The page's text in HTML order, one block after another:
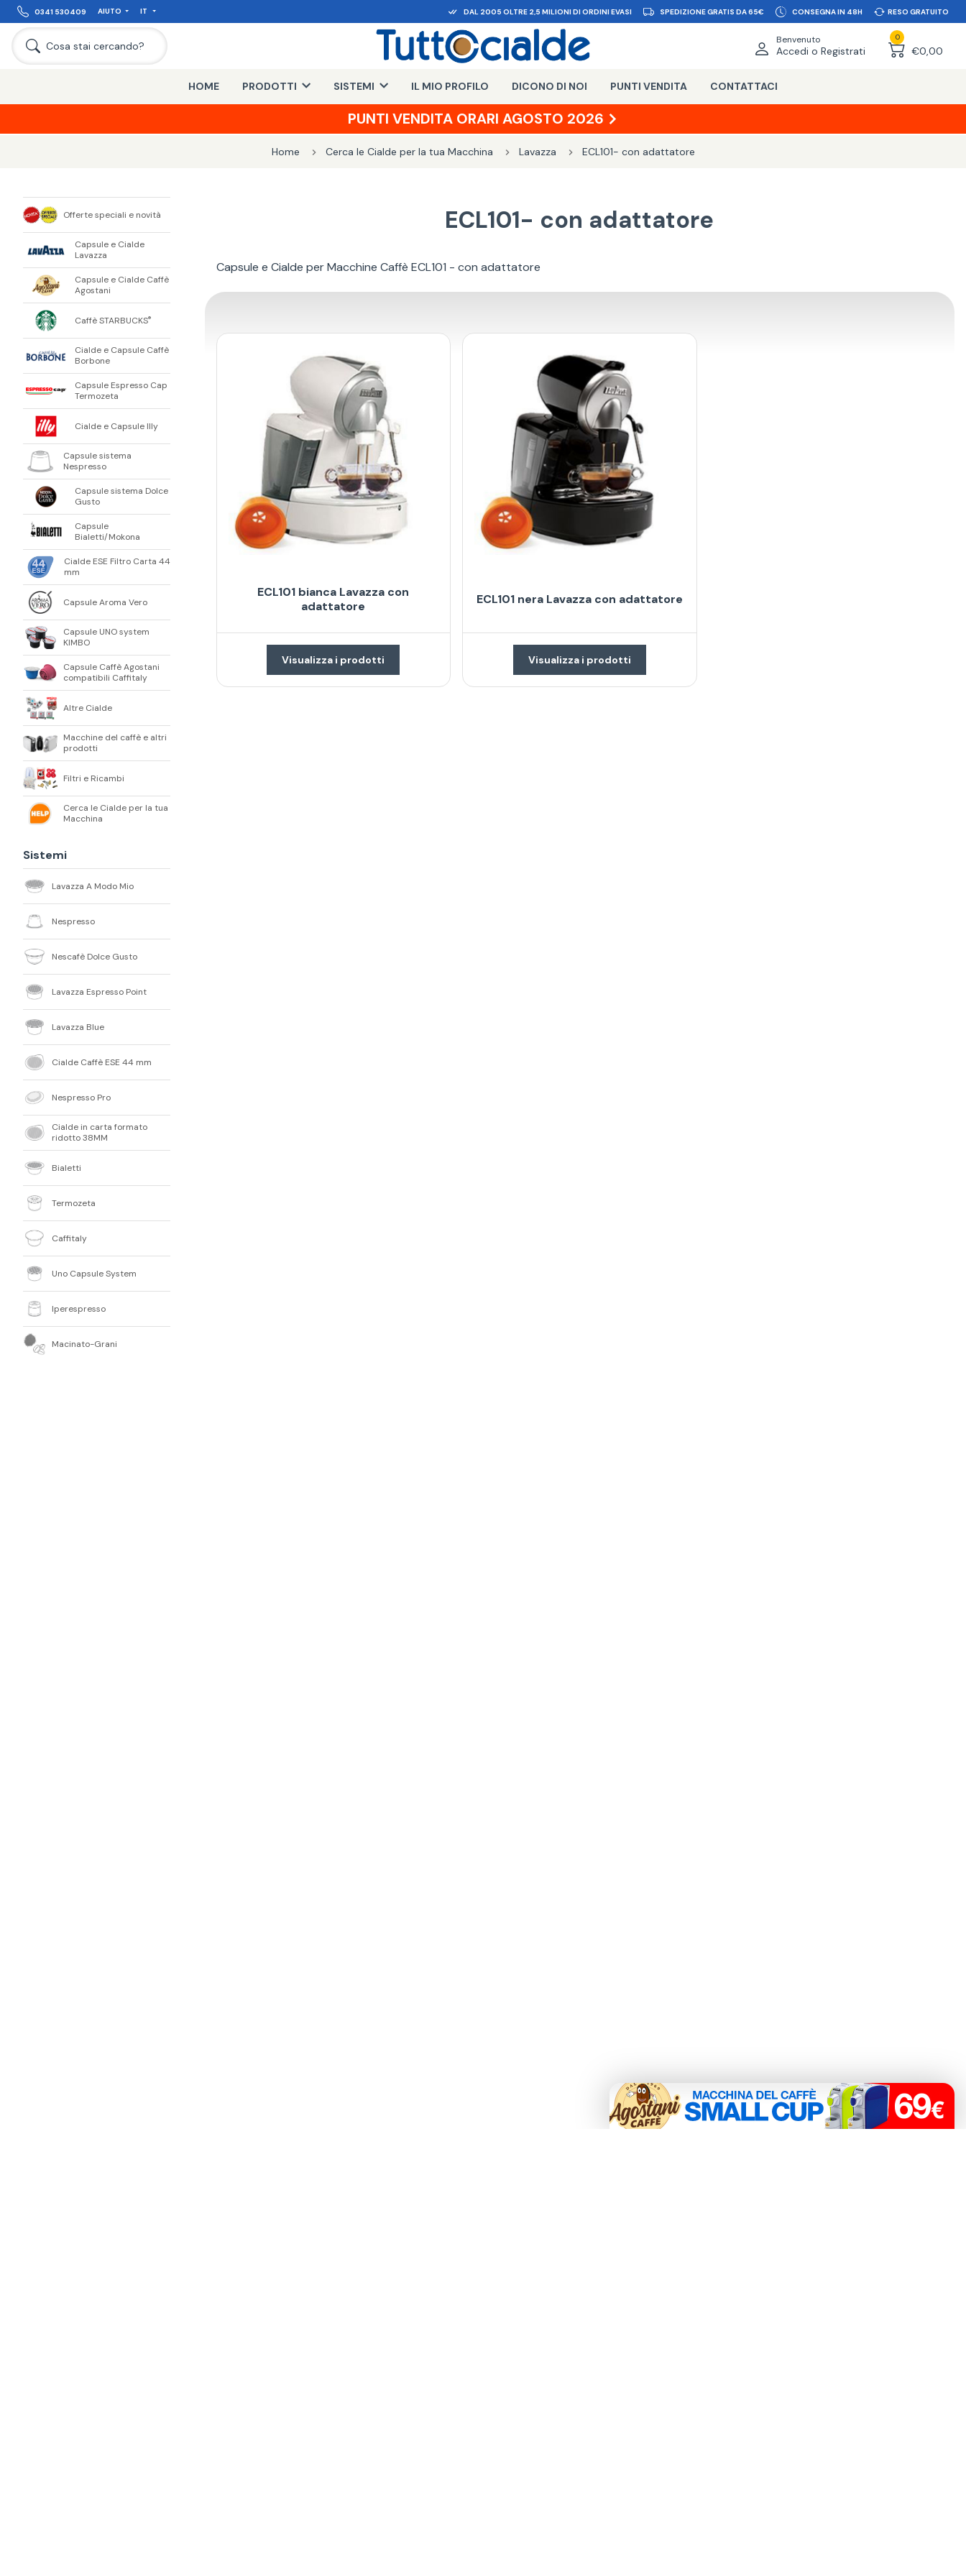
0341 530409 AIUTO IT DAL 2005 OLTRE 2,5 MILIONI DI ORDINI EVASI SPEDIZIONE GRATIS DA 65€ CONSEGNA IN 48H RESO GRATUITO
Benvenuto
Accedi o Registrati
0
€0,00
Cosa stai cercando?
HOME PRODOTTI SISTEMI IL MIO PROFILO DICONO DI NOI PUNTI VENDITA CONTATTACI
PUNTI VENDITA ORARI AGOSTO 2026
Home Cerca le Cialde per la tua Macchina Lavazza ECL101- con adattatore
Offerte speciali e novità
Capsule e Cialde
Lavazza
Capsule e Cialde Caffè
Agostani
Caffè STARBUCKS®
Cialde e Capsule Caffè
Borbone
Capsule Espresso Cap
Termozeta
Cialde e Capsule Illy
Capsule sistema
Nespresso
Capsule sistema Dolce
Gusto
Capsule
Bialetti/Mokona
Cialde ESE Filtro Carta 44
mm
Capsule Aroma Vero
Capsule UNO system
KIMBO
Capsule Caffè Agostani
compatibili Caffitaly
Altre Cialde
Macchine del caffè e altri
prodotti
Filtri e Ricambi
Cerca le Cialde per la tua
Macchina
Sistemi
Lavazza A Modo Mio
Nespresso
Nescafè Dolce Gusto
Lavazza Espresso Point
Lavazza Blue
Cialde Caffè ESE 44 mm
Nespresso Pro
Cialde in carta formato
ridotto 38MM
Bialetti
Termozeta
Caffitaly
Uno Capsule System
Iperespresso
Macinato-Grani
ECL101- con adattatore
Capsule e Cialde per Macchine Caffè ECL101 - con adattatore
ECL101 bianca Lavazza con
adattatore
Visualizza i prodotti
ECL101 nera Lavazza con adattatore
Visualizza i prodotti